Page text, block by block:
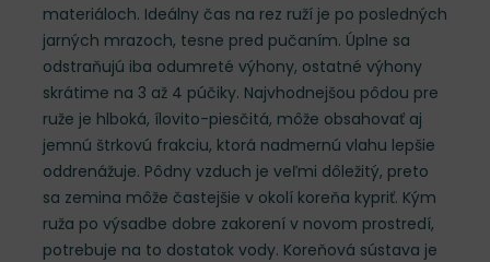
materiáloch. Ideálny čas na rez ruží je po posledných
jarných mrazoch, tesne pred pučaním. Úplne sa
odstraňujú iba odumreté výhony, ostatné výhony
skrátime na 3 až 4 púčiky. Najvhodnejšou pôdou pre
ruže je hlboká, ílovito-piesčitá, môže obsahovať aj
jemnú štrkovú frakciu, ktorá nadmernú vlahu lepšie
oddrenážuje. Pôdny vzduch je veľmi dôležitý, preto
sa zemina môže častejšie v okolí koreňa kypriť. Kým
ruža po výsadbe dobre zakorení v novom prostredí,
potrebuje na to dostatok vody. Koreňová sústava je